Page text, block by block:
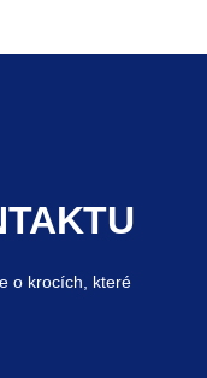
o krocích, které